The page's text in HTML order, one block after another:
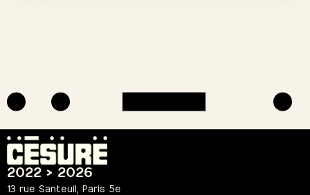
2022 > 2026
13 rue Santeuil, Paris 5e